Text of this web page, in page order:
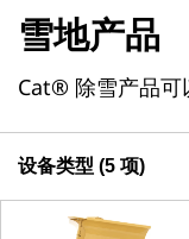
雪地产品
Cat® 除雪产品可
设备类型 (5 项)